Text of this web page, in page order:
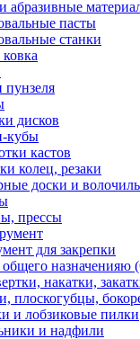
абразивные
пасты
станки
дисков
кубы
кастов
колец, резаки
доски и
прессы
для закрепки
назначенияю
накатки,
плоскогубцы,
и лобзиковые пилки
и надфили